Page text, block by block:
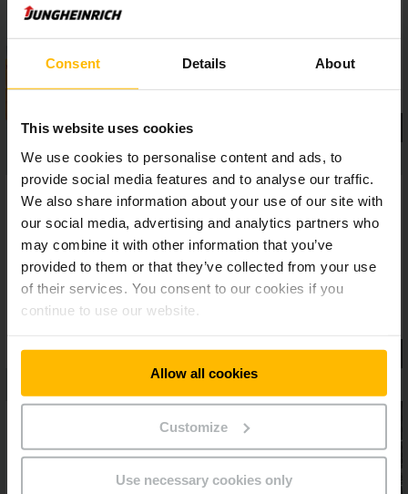
Consent Details About
This website uses cookies
We use cookies to personalise content and ads, to
provide social media features and to analyse our traffic.
We also share information about your use of our site with
our social media, advertising and analytics partners who
may combine it with other information that you’ve
provided to them or that they’ve collected from your use
of their services. You consent to our cookies if you
continue to use our website.
Allow all cookies
Customize
Use necessary cookies only